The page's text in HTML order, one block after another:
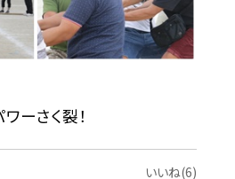
ーさく裂！
いいね(6)